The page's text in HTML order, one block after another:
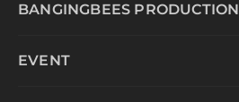
BANGINGBEES PRODUCTION
EVENT